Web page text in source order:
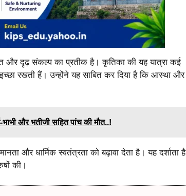
और दृढ़ संकल्प का प्रतीक है। कृतिका की यह यात्रा कई
रखती हैं। उन्होंने यह साबित कर दिया है कि आस्था और
और भतीजी सहित पांच की मौत..!
और धार्मिक स्वतंत्रता को बढ़ावा देता है। यह दर्शाता है
की।